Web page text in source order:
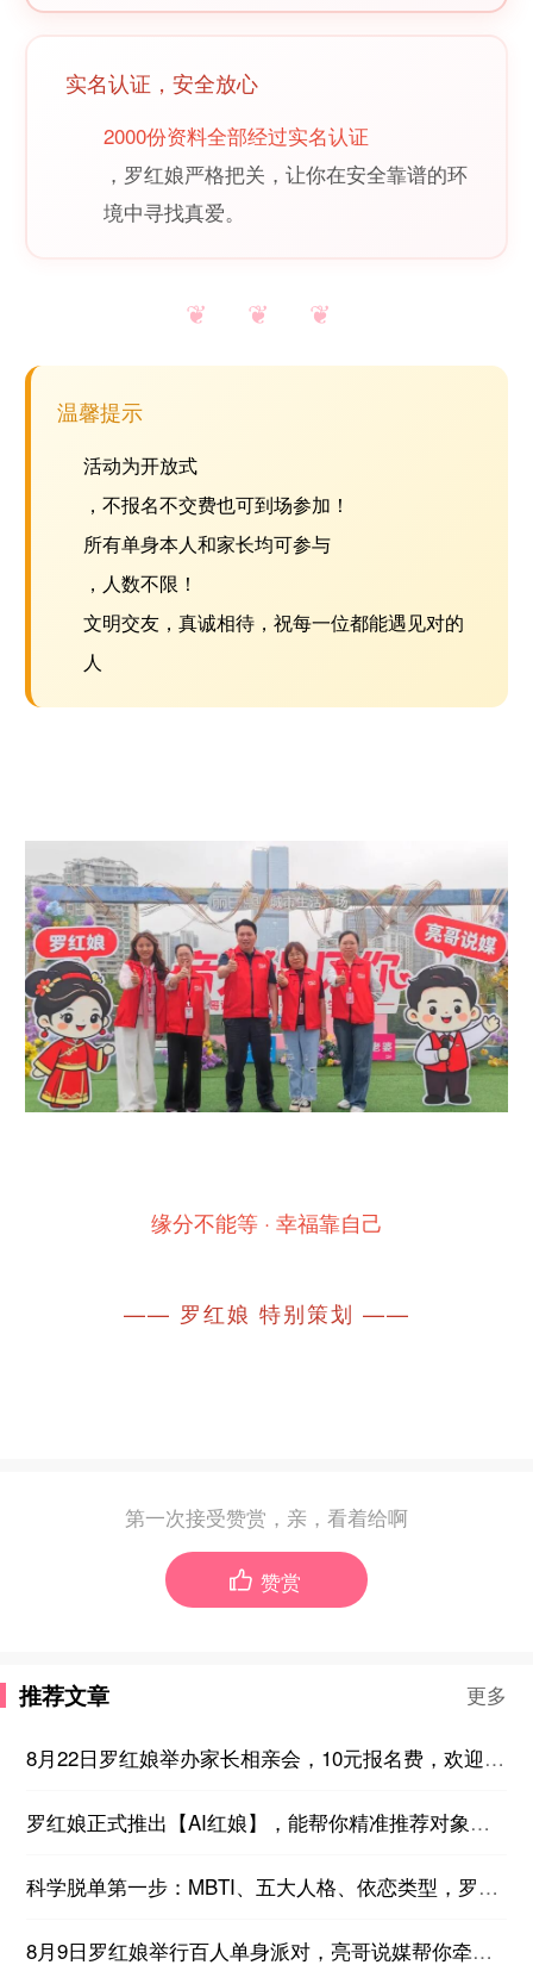
实名认证，安全放心
2000份资料全部经过实名认证
，罗红娘严格把关，让你在安全靠谱的环
境中寻找真爱。
❦ ❦ ❦
温馨提示
活动为开放式
，不报名不交费也可到场参加！
所有单身本人和家长均可参与
，人数不限！
文明交友，真诚相待，祝每一位都能遇见对的
人
缘分不能等 · 幸福靠自己
—— 罗红娘 特别策划 ——
第一次接受赞赏，亲，看着给啊
 赞赏
推荐文章 更多
8月22日罗红娘举办家长相亲会，10元报名费，欢迎想帮子女找对象的家长们参加~
罗红娘正式推出【AI红娘】，能帮你精准推荐对象，24小时在线答疑，不厌其烦教你如何脱单！
科学脱单第一步：MBTI、五大人格、依恋类型，罗红娘推出免费性格测评！
8月9日罗红娘举行百人单身派对，亮哥说媒帮你牵线，现场公开400多个会员联系方式，欢迎新老会员报名！